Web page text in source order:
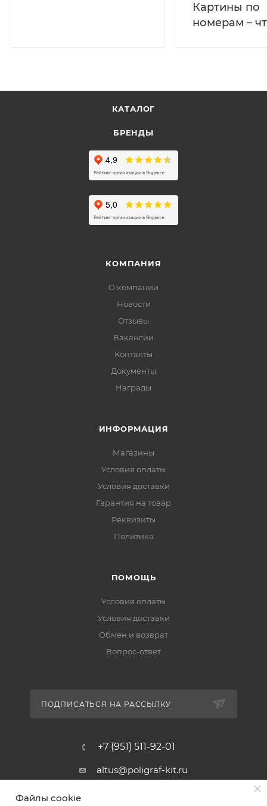
Картины по
номерам –
КАТАЛОГ
БРЕНДЫ
КОМПАНИЯ
О компании
Новости
Отзывы
Вакансии
Контакты
Документы
Награды
ИНФОРМАЦИЯ
Магазины
Условия оплаты
Условия доставки
Гарантия на товар
Реквизиты
Политика
ПОМОЩЬ
Условия оплаты
Условия доставки
Обмен и возврат
Вопрос-ответ
ПОДПИСАТЬСЯ НА РАССЫЛКУ
+7 (951) 511-92-01
altus@poligraf-kit.ru
Магазин-склад ТЦ "Альтус"
Файлы cookie